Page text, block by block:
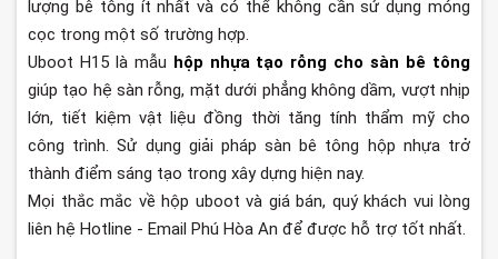
lượng bê tông ít nhất và có thể không cần sử dụng móng
cọc trong một số trường hợp.
Uboot H15 là mẫu hộp nhựa tạo rỗng cho sàn bê tông
giúp tạo hệ sàn rỗng, mặt dưới phẳng không dầm, vượt nhịp
lớn, tiết kiệm vật liệu đồng thời tăng tính thẩm mỹ cho
công trình. Sử dụng giải pháp sàn bê tông hộp nhựa trở
thành điểm sáng tạo trong xây dựng hiện nay.
Mọi thắc mắc về hộp uboot và giá bán, quý khách vui lòng
liên hệ Hotline - Email Phú Hòa An để được hỗ trợ tốt nhất.